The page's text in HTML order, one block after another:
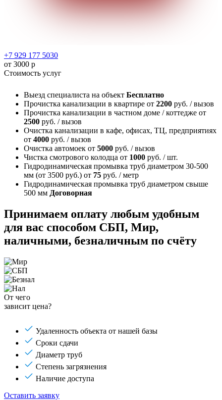
+7 929 177 5030
от 3000 р
Стоимость услуг
Выезд специалиста на объект Бесплатно
Прочистка канализации в квартире от 2200 руб. / вызов
Прочистка канализации в частном доме / коттедже от
2500 руб. / вызов
Очистка канализации в кафе, офисах, ТЦ, предприятиях
от 4000 руб. / вызов
Очистка автомоек от 5000 руб. / вызов
Чистка смотрового колодца от 1000 руб. / шт.
Гидродинамическая промывка труб диаметром 30-500
мм (от 3500 руб.) от 75 руб. / метр
Гидродинамическая промывка труб диаметром свыше
500 мм Договорная
Принимаем оплату любым удобным
для вас способом СБП, Мир,
наличными, безналичным по счёту
От чего
зависит цена?
Удаленность объекта от нашей базы
Сроки сдачи
Диаметр труб
Степень загрязнения
Наличие доступа
Оставить заявку